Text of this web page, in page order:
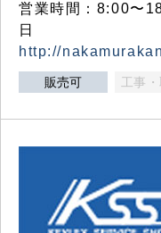
営業時間：8:00〜
日
http://
販売可 工事